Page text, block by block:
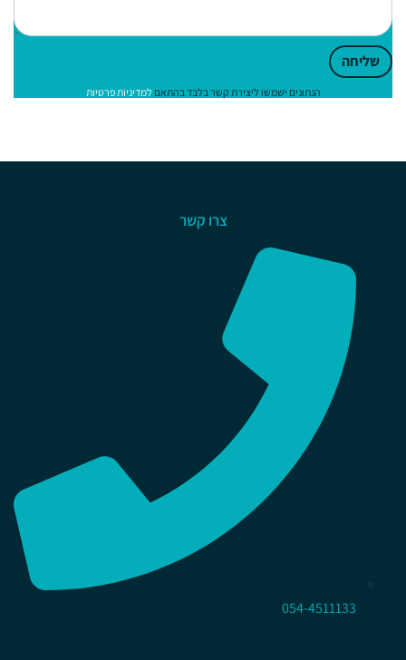
שליחה
הנתונים ישמשו ליצירת קשר בלבד בהתאםלמדיניות פרטיות
צרו קשר
054-4511133